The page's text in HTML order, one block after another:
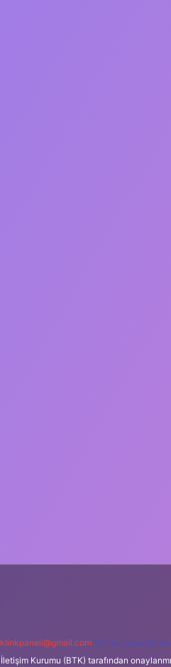
Teams:
Kurumu (BTK) tarafından